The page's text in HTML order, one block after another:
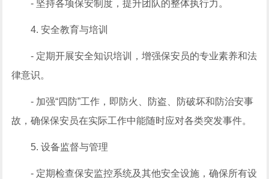
- 坚持各项保安制度，提升团队的整体执行力。
4. 安全教育与培训
- 定期开展安全知识培训，增强保安员的专业素养和法
律意识。
- 加强“四防”工作，即防火、防盗、防破坏和防治安事
故，确保保安员在实际工作中能随时应对各类突发事件。
5. 设备监督与管理
- 定期检查保安监控系统及其他安全设施，确保所有设